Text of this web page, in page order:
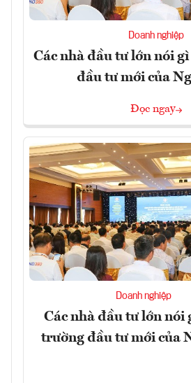
Doanh nghiệp
Các nhà đầu tư lớn nói
đầu tư mới của
Đọc ngay
Doanh nghiệp
Các nhà đầu tư lớn nói
trường đầu tư mới của